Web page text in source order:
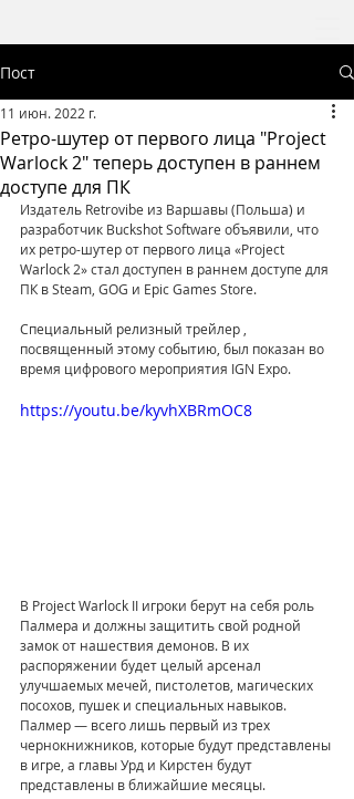
Пост
Ретро-шутер от первого лица "Project
Warlock 2" теперь доступен в раннем
доступе для ПК
11 июн. 2022 г.
Издатель Retrovibe из Варшавы (Польша) и
разработчик Buckshot Software объявили, что
их ретро-шутер от первого лица «Project
Warlock 2» стал доступен в раннем доступе для
ПК в Steam, GOG и Epic Games Store.
Специальный релизный трейлер ,
посвященный этому событию, был показан во
время цифрового мероприятия IGN Expo.
https://youtu.be/kyvhXBRmOC8
В Project Warlock II игроки берут на себя роль
Палмера и должны защитить свой родной
замок от нашествия демонов. В их
распоряжении будет целый арсенал
улучшаемых мечей, пистолетов, магических
посохов, пушек и специальных навыков.
Палмер — всего лишь первый из трех
чернокнижников, которые будут представлены
в игре, а главы Урд и Кирстен будут
представлены в ближайшие месяцы.